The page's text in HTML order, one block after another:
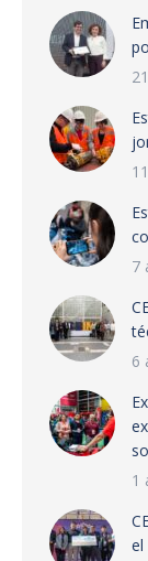
7
6
1
el